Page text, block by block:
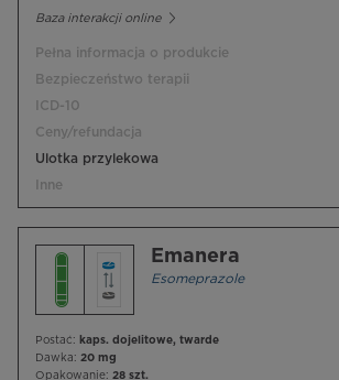
Baza interakcji online
Pełna informacja o produkcie
Bezpieczeństwo terapii
ICD-10
Ceny/refundacja
Ulotka przylekowa
Inne
Emanera
Esomeprazole
Postać: kaps. dojelitowe, twarde
Dawka: 20 mg
Opakowanie: 28 szt.